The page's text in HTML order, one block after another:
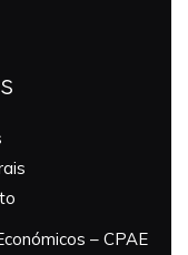
– CPAE